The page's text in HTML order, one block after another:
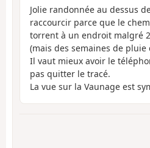
Jolie randonnée au dessus
raccourcir parce que le
torrent à un endroit malgré
(mais des semaines de pluie
Il vaut mieux avoir le
pas quitter le tracé.
La vue sur la Vaunage est